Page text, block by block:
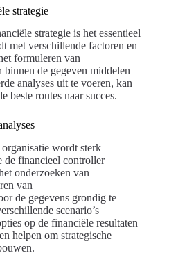
strategie
strategie is het essentieel
met verschillende factoren en
formuleren van
de gegeven middelen
analyses uit te voeren, kan
beste routes naar succes.
wordt sterk
de financieel controller
onderzoeken van
van
de gegevens grondig te
scenario’s
op de financiële resultaten
helpen om strategische